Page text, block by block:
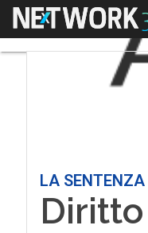
Menu
LA SENTENZA